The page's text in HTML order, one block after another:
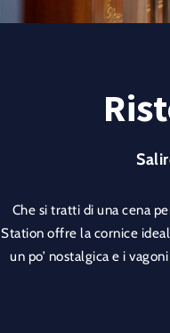
Che si tratti di una cena
Station offre la cornice
un po’ nostalgica e i
Insieme al tuo team,